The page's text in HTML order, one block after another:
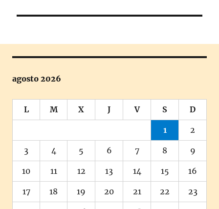
agosto 2026
L M X J V S D
1 2
3 4 5 6 7 8 9
10 11 12 13 14 15 16
17 18 19 20 21 22 23